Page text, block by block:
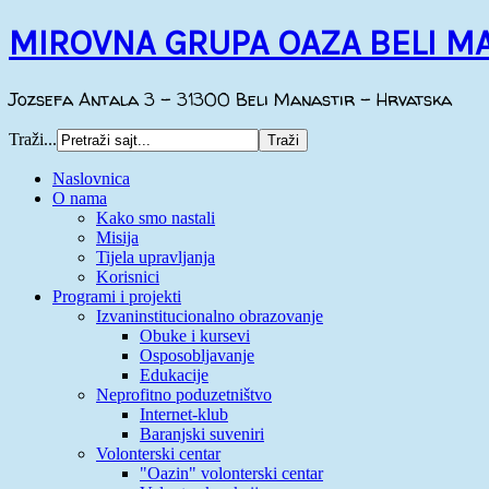
MIROVNA GRUPA OAZA BELI
Jozsefa Antala 3 - 31300 Beli Manastir - Hrvatska
Traži...
Naslovnica
O nama
Kako smo nastali
Misija
Tijela upravljanja
Korisnici
Programi i projekti
Izvaninstitucionalno obrazovanje
Obuke i kursevi
Osposobljavanje
Edukacije
Neprofitno poduzetništvo
Internet-klub
Baranjski suveniri
Volonterski centar
"Oazin" volonterski centar